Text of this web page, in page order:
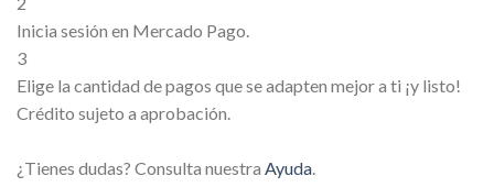
Inicia sesión en Mercado Pago.
3
Elige la cantidad de pagos que se adapten mejor a ti ¡y listo!
Crédito sujeto a aprobación.
¿Tienes dudas? Consulta nuestra Ayuda.